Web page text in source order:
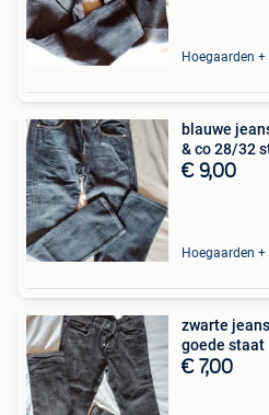
blauwe
& co 28/32
€ 9,00
zwarte
goede staat
€ 7,00